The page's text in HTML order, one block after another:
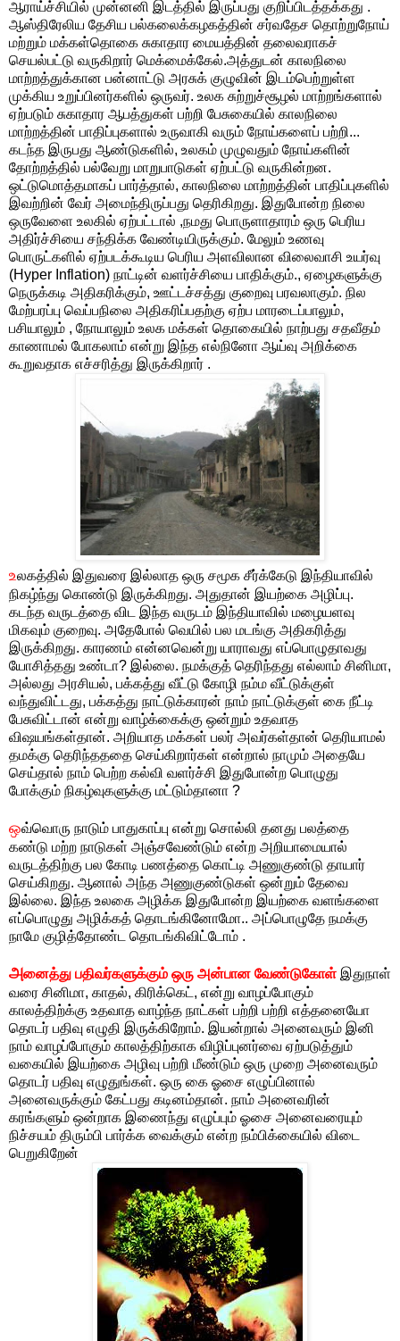
ஆராய்ச்சியில் முன்னனி இடத்தில் இருப்பது குறிப்பிடத்தக்கது .
ஆஸ்திரேலிய தேசிய பல்கலைக்கழகத்தின் சர்வதேச தொற்றுநோய்
மற்றும் மக்கள்தொகை சுகாதார மையத்தின் தலைவராகச்
செயல்பட்டு வருகிறார் மெக்மைக்கேல்.அத்துடன் காலநிலை
மாற்றத்துக்கான பன்னாட்டு அரசுக் குழுவின் இடம்பெற்றுள்ள
முக்கிய உறுப்பினர்களில் ஒருவர். உலக சுற்றுச்சூழல் மாற்றங்களால்
ஏற்படும் சுகாதார ஆபத்துகள் பற்றி பேசுகையில் காலநிலை
மாற்றத்தின் பாதிப்புகளால் உருவாகி வரும் நோய்களைப் பற்றி...
கடந்த இருபது ஆண்டுகளில், உலகம் முழுவதும் நோய்களின்
தோற்றத்தில் பல்வேறு மாறுபாடுகள் ஏற்பட்டு வருகின்றன.
ஒட்டுமொத்தமாகப் பார்த்தால், காலநிலை மாற்றத்தின் பாதிப்புகளில்
இவற்றின் வேர் அமைந்திருப்பது தெரிகிறது. இதுபோன்ற நிலை
ஒருவேளை உலகில் ஏற்பட்டால் ,நமது பொருளாதாரம் ஒரு பெரிய
அதிர்ச்சியை சந்திக்க வேண்டியிருக்கும். மேலும் உணவு
பொருட்களில் ஏற்படக்கூடிய பெரிய அளவிலான விலைவாசி உயர்வு
(Hyper Inflation) நாட்டின் வளர்ச்சியை பாதிக்கும்., ஏழைகளுக்கு
நெருக்கடி அதிகரிக்கும், ஊட்டச்சத்து குறைவு பரவலாகும். நில
மேற்பரப்பு வெப்பநிலை அதிகரிப்பதற்கு ஏற்ப மாரடைப்பாலும்,
பசியாலும் , நோயாலும் உலக மக்கள் தொகையில் நாற்பது சதவீதம்
காணாமல் போகலாம் என்று இந்த எல்நினோ ஆய்வு அறிக்கை
கூறுவதாக எச்சரித்து இருக்கிறார் .
உலகத்தில் இதுவரை இல்லாத ஒரு சமூக சீர்க்கேடு இந்தியாவில்
நிகழ்ந்து கொண்டு இருக்கிறது. அதுதான் இயற்கை அழிப்பு.
கடந்த வருடத்தை விட இந்த வருடம் இந்தியாவில் மழையளவு
மிகவும் குறைவு. அதேபோல் வெயில் பல மடங்கு அதிகரித்து
இருக்கிறது. காரணம் என்னவென்று யாராவது எப்பொழுதாவது
யோசித்தது உண்டா? இல்லை. நமக்குத் தெரிந்தது எல்லாம் சினிமா,
அல்லது அரசியல், பக்கத்து வீட்டு கோழி நம்ம வீட்டுக்குள்
வந்துவிட்டது, பக்கத்து நாட்டுக்காரன் நாம் நாட்டுக்குள் கை நீட்டி
பேசுவிட்டான் என்று வாழ்க்கைக்கு ஒன்றும் உதவாத
விஷயங்கள்தான். அறியாத மக்கள் பலர் அவர்கள்தான் தெரியாமல்
தமக்கு தெரிந்தததை செய்கிறார்கள் என்றால் நாமும் அதையே
செய்தால் நாம் பெற்ற கல்வி வளர்ச்சி இதுபோன்ற பொழுது
போக்கும் நிகழ்வுகளுக்கு மட்டும்தானா ?
ஒவ்வொரு நாடும் பாதுகாப்பு என்று சொல்லி தனது பலத்தை
கண்டு மற்ற நாடுகள் அஞ்சவேண்டும் என்ற அறியாமையால்
வருடத்திற்கு பல கோடி பணத்தை கொட்டி அணுகுண்டு தாயார்
செய்கிறது. ஆனால் அந்த அணுகுண்டுகள் ஒன்றும் தேவை
இல்லை. இந்த உலகை அழிக்க இதுபோன்ற இயற்கை வளங்களை
எப்பொழுது அழிக்கத் தொடங்கினோமோ.. அப்பொழுதே நமக்கு
நாமே குழித்தோண்ட தொடங்கிவிட்டோம் .
அனைத்து பதிவர்களுக்கும் ஒரு அன்பான வேண்டுகோள் இதுநாள்
வரை சினிமா, காதல், கிரிக்கெட், என்று வாழப்போகும்
காலத்திற்க்கு உதவாத வாழ்ந்த நாட்கள் பற்றி பற்றி எத்தனையோ
தொடர் பதிவு எழுதி இருக்கிறோம். இயன்றால் அனைவரும் இனி
நாம் வாழப்போகும் காலத்திற்காக விழிப்புனர்வை ஏற்படுத்தும்
வகையில் இயற்கை அழிவு பற்றி மீண்டும் ஒரு முறை அனைவரும்
தொடர் பதிவு எழுதுங்கள். ஒரு கை ஓசை எழுப்பினால்
அனைவருக்கும் கேட்பது கடினம்தான். நாம் அனைவரின்
கரங்களும் ஒன்றாக இணைந்து எழுப்பும் ஓசை அனைவரையும்
நிச்சயம் திரும்பி பார்க்க வைக்கும் என்ற நம்பிக்கையில் விடை
பெறுகிறேன்